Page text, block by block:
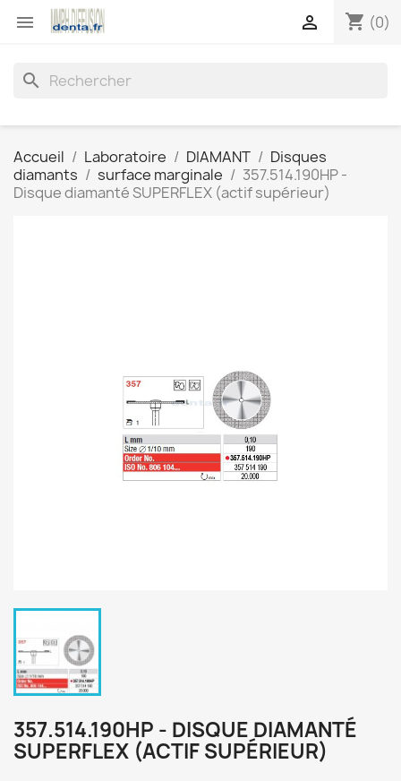
 shopping_cart (0)

search
Accueil Laboratoire DIAMANT
Disques
diamants
surface marginale
357.514.190HP -
Disque diamanté SUPERFLEX (actif supérieur)
357.514.190HP - DISQUE DIAMANTÉ
SUPERFLEX (ACTIF SUPÉRIEUR)